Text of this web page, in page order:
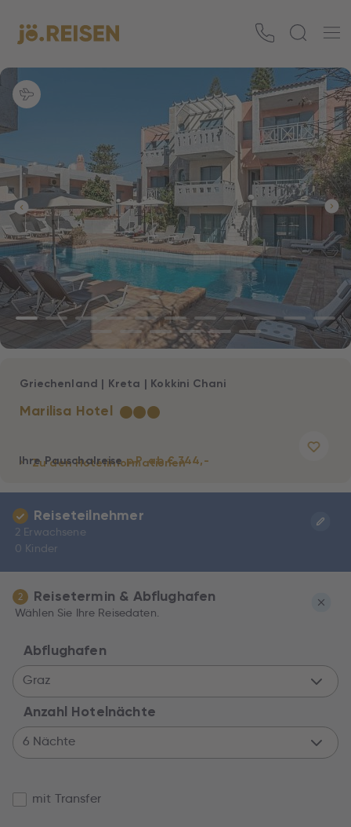
Marilisa Hotel ★★★
Griechenland | Kreta | Kokkini Chani
Zu den Hotelinformationen
Ihre Pauschalreisep.P. ab € 344,-
Reiseteilnehmer
2 Erwachsene
0 Kinder
2 Reisetermin & Abflughafen
Wählen Sie Ihre Reisedaten.
Abflughafen
Graz
Anzahl Hotelnächte
6 Nächte
mit Transfer